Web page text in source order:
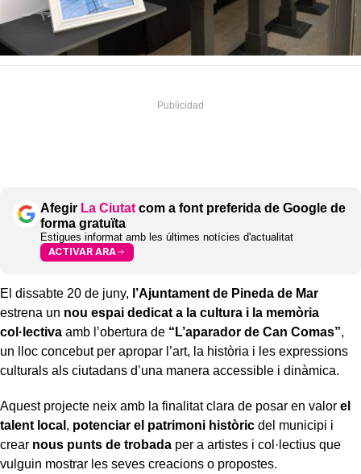
Afegir La Ciutat com a font preferida de Google de
forma gratuïta
Estigues informat amb les últimes notícies d'actualitat
ACTIVAR ARA
El dissabte 20 de juny, l’Ajuntament de Pineda de Mar
estrena un nou espai dedicat a la cultura i la memòria
col·lectiva amb l’obertura de “L’aparador de Can Comas”,
un lloc concebut per apropar l’art, la història i les expressions
culturals als ciutadans d’una manera accessible i dinàmica.
Aquest projecte neix amb la finalitat clara de posar en valor el
talent local , potenciar el patrimoni històric del municipi i
crear nous punts de trobada per a artistes i col·lectius que
vulguin mostrar les seves creacions o propostes.